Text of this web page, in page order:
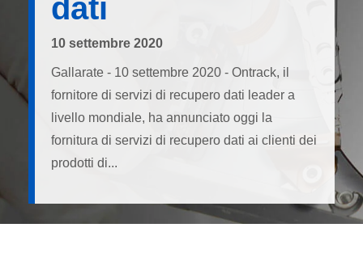
dati
10 settembre 2020
Gallarate - 10 settembre 2020 - Ontrack, il
fornitore di servizi di recupero dati leader a
livello mondiale, ha annunciato oggi la
fornitura di servizi di recupero dati ai clienti dei
prodotti di...